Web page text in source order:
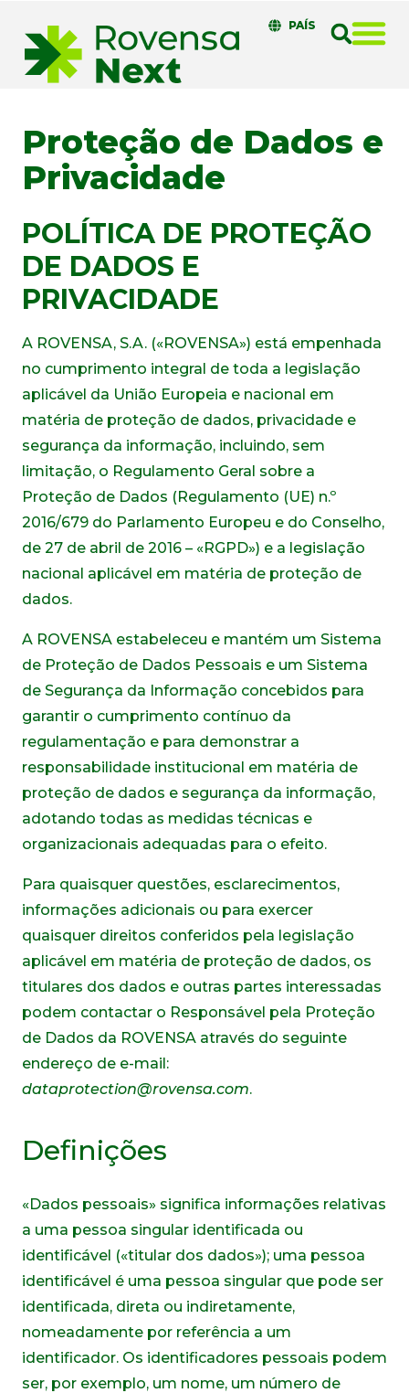
PAÍS
Proteção de Dados e
Privacidade
POLÍTICA DE PROTEÇÃO
DE DADOS E
PRIVACIDADE
A ROVENSA, S.A. («ROVENSA») está empenhada
no cumprimento integral de toda a legislação
aplicável da União Europeia e nacional em
matéria de proteção de dados, privacidade e
segurança da informação, incluindo, sem
limitação, o Regulamento Geral sobre a
Proteção de Dados (Regulamento (UE) n.º
2016/679 do Parlamento Europeu e do Conselho,
de 27 de abril de 2016 – «RGPD») e a legislação
nacional aplicável em matéria de proteção de
dados.
A ROVENSA estabeleceu e mantém um Sistema
de Proteção de Dados Pessoais e um Sistema
de Segurança da Informação concebidos para
garantir o cumprimento contínuo da
regulamentação e para demonstrar a
responsabilidade institucional em matéria de
proteção de dados e segurança da informação,
adotando todas as medidas técnicas e
organizacionais adequadas para o efeito.
Para quaisquer questões, esclarecimentos,
informações adicionais ou para exercer
quaisquer direitos conferidos pela legislação
aplicável em matéria de proteção de dados, os
titulares dos dados e outras partes interessadas
podem contactar o Responsável pela Proteção
de Dados da ROVENSA através do seguinte
endereço de e-mail:
dataprotection@rovensa.com.
Definições
«Dados pessoais» significa informações relativas
a uma pessoa singular identificada ou
identificável («titular dos dados»); uma pessoa
identificável é uma pessoa singular que pode ser
identificada, direta ou indiretamente,
nomeadamente por referência a um
identificador. Os identificadores pessoais podem
ser, por exemplo, um nome, um número de